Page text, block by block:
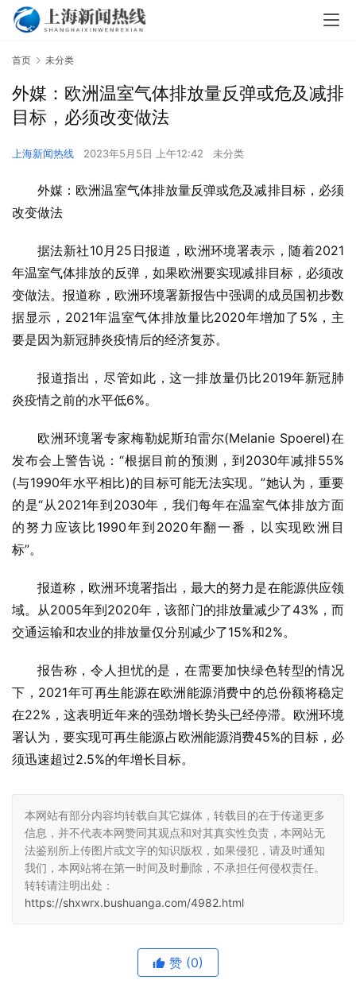
首页 未分类
外媒：欧洲温室气体排放量反弹或危及减排
目标，必须改变做法
上海新闻热线 2023年5月5日 上午12:42 未分类
外媒：欧洲温室气体排放量反弹或危及减排目标，必须
改变做法
据法新社10月25日报道，欧洲环境署表示，随着2021
年温室气体排放的反弹，如果欧洲要实现减排目标，必须改
变做法。报道称，欧洲环境署新报告中强调的成员国初步数
据显示，2021年温室气体排放量比2020年增加了5%，主
要是因为新冠肺炎疫情后的经济复苏。
报道指出，尽管如此，这一排放量仍比2019年新冠肺
炎疫情之前的水平低6%。
欧洲环境署专家梅勒妮斯珀雷尔(Melanie Spoerel)在
发布会上警告说：“根据目前的预测，到2030年减排55%
(与1990年水平相比)的目标可能无法实现。”她认为，重要
的是“从2021年到2030年，我们每年在温室气体排放方面
的努力应该比1990年到2020年翻一番，以实现欧洲目
标”。
报道称，欧洲环境署指出，最大的努力是在能源供应领
域。从2005年到2020年，该部门的排放量减少了43%，而
交通运输和农业的排放量仅分别减少了15%和2%。
报告称，令人担忧的是，在需要加快绿色转型的情况
下，2021年可再生能源在欧洲能源消费中的总份额将稳定
在22%，这表明近年来的强劲增长势头已经停滞。欧洲环境
署认为，要实现可再生能源占欧洲能源消费45%的目标，必
须迅速超过2.5%的年增长目标。
本网站有部分内容均转载自其它媒体，转载目的在于传递更多
信息，并不代表本网赞同其观点和对其真实性负责，本网站无
法鉴别所上传图片或文字的知识版权，如果侵犯，请及时通知
我们，本网站将在第一时间及时删除，不承担任何侵权责任。
转转请注明出处：
https://shxwrx.bushuanga.com/4982.html
赞 (0)